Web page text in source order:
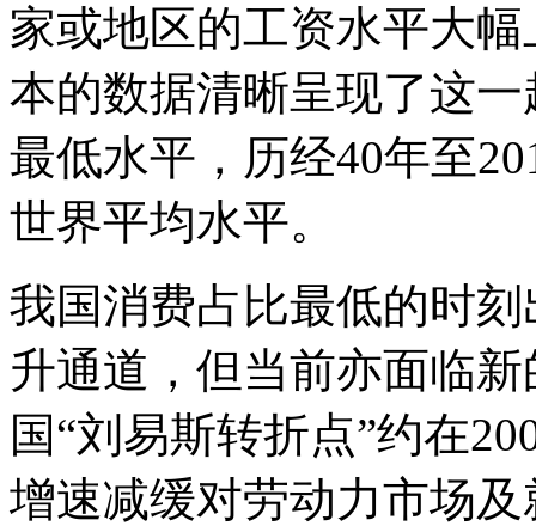
家或地区的工资水平大
本的数据清晰呈现了这
最低水平，历经40年至
世界平均水平。
我国消费占比最低的时
升通道，但当前亦面临
国“刘易斯转折点”约在
增速减缓对劳动力市场